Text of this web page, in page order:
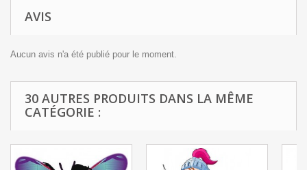
AVIS
Aucun avis n'a été publié pour le moment.
30 AUTRES PRODUITS DANS LA MÊME
CATÉGORIE :